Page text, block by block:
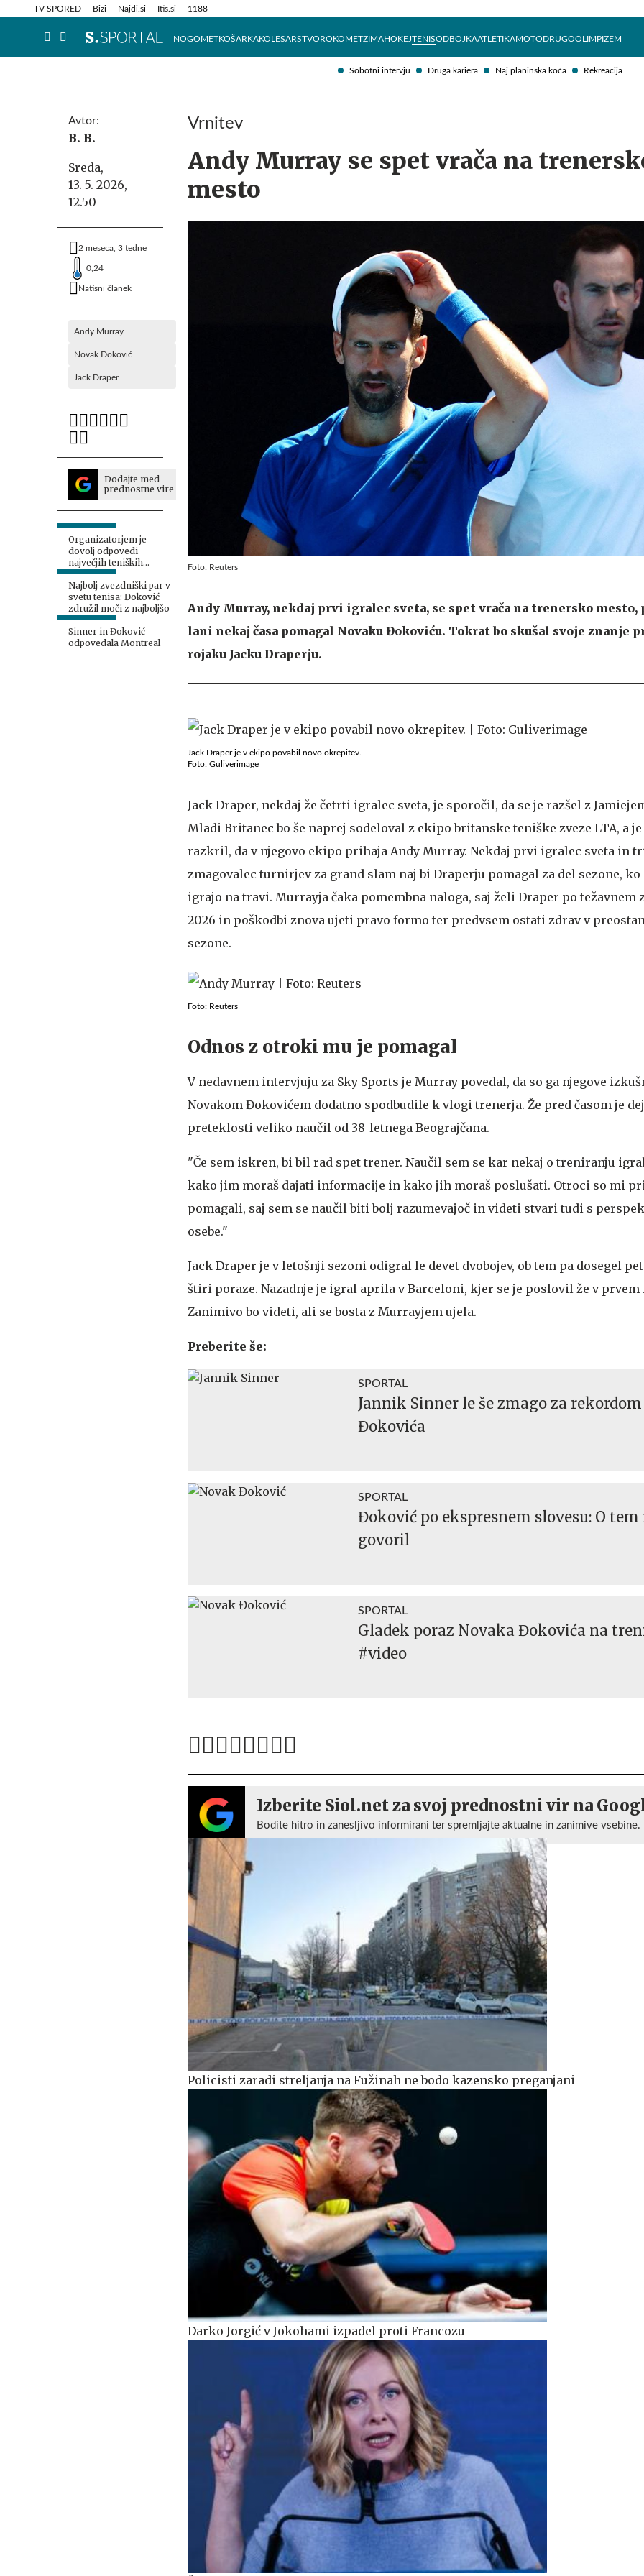
Sobotni intervju Druga kariera Naj planinska koča Rekreacija
TV SPORED Bizi Najdi.si Itis.si 1188
NOGOMETKOŠARKAKOLESARSTVOROKOMETZIMAHOKEJTENISODBOJKAATLETIKAMOTODRUGOOLIMPIZEM
Info in obvestila Tehnik
Avtor:
B. B.
Sreda,
13. 5. 2026,
12.50
2 meseca, 3 tedne
0,24
Natisni članek
Andy Murray
Novak Đoković
Jack Draper
Dodajte med
prednostne vire
Organizatorjem je
dovolj odpovedi
največjih teniških
zvezdnikov
Najbolj zvezdniški par v
svetu tenisa: Đoković
združil moči z najboljšo
Sinner in Đoković
odpovedala Montreal
Vrnitev
Andy Murray se spet vrača na
mesto
Foto: Reuters
Andy Murray, nekdaj prvi igralec sveta, se spet vrača na trenersko mesto,
lani nekaj časa pomagal Novaku Đokoviću. Tokrat bo skušal svoje znanje
rojaku Jacku Draperju.
Jack Draper je v ekipo povabil novo okrepitev.
Foto: Guliverimage
Jack Draper, nekdaj že četrti igralec sveta, je sporočil, da se je razšel z
Mladi Britanec bo še naprej sodeloval z ekipo britanske teniške zveze LTA, a je
razkril, da v njegovo ekipo prihaja Andy Murray. Nekdaj prvi igralec sveta in
zmagovalec turnirjev za grand slam naj bi Draperju pomagal za del sezone,
igrajo na travi. Murrayja čaka pomembna naloga, saj želi Draper po težavnem
2026 in poškodbi znova ujeti pravo formo ter predvsem ostati zdrav v
sezone.
Foto: Reuters
Odnos z otroki mu je pomagal
V nedavnem intervjuju za Sky Sports je Murray povedal, da so ga njegove
Novakom Đokovićem dodatno spodbudile k vlogi trenerja. Že pred časom je
preteklosti veliko naučil od 38-letnega Beograjčana.
"Če sem iskren, bi bil rad spet trener. Naučil sem se kar nekaj o treniranju
kako jim moraš dajati informacije in kako jih moraš poslušati. Otroci so mi
pomagali, saj sem se naučil biti bolj razumevajoč in videti stvari tudi s
osebe."
Jack Draper je v letošnji sezoni odigral le devet dvobojev, ob tem pa dosegel
štiri poraze. Nazadnje je igral aprila v Barceloni, kjer se je poslovil že v prvem
Zanimivo bo videti, ali se bosta z Murrayjem ujela.
Preberite še:
SPORTAL
Jannik Sinner le še zmago za
Đokovića
SPORTAL
Đoković po ekspresnem slovesu: O tem
govoril
SPORTAL
Gladek poraz Novaka Đokovića na
#video
Izberite Siol.net za svoj prednostni vir na
Bodite hitro in zanesljivo informirani ter spremljajte aktualne in zanimive vsebine.
Policisti zaradi streljanja na Fužinah ne bodo kazensko preganjani
Darko Jorgić v Jokohami izpadel proti Francozu